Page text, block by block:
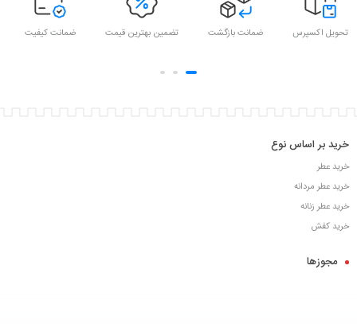
تحویل اکسپرس ضمانت بازگشت تضمین بهترین قیمت ضمانت کیفیت
خرید بر اساس نوع
خرید عطر
خرید عطر مردانه
خرید عطر زنانه
خرید کفش
مجوزها